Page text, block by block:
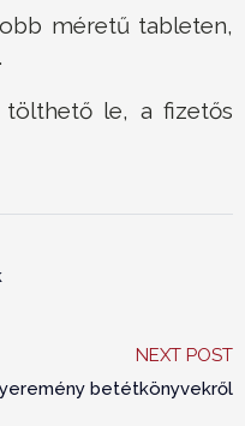
méretű tableten,
tölthető le, a fizetős
NEXT POST
betétkönyvekről